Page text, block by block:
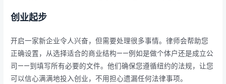
创业起步
开启一家新企业令人兴奋，但需要处理很多事情。律师会帮助您
正确设置，从选择适合的商业结构——例如是做个体户还是成立公
司——到填写所有必要的文件。他们确保您遵循纽约的法规，让您
可以信心满满地投入创业，不用担心遗漏任何法律事项。